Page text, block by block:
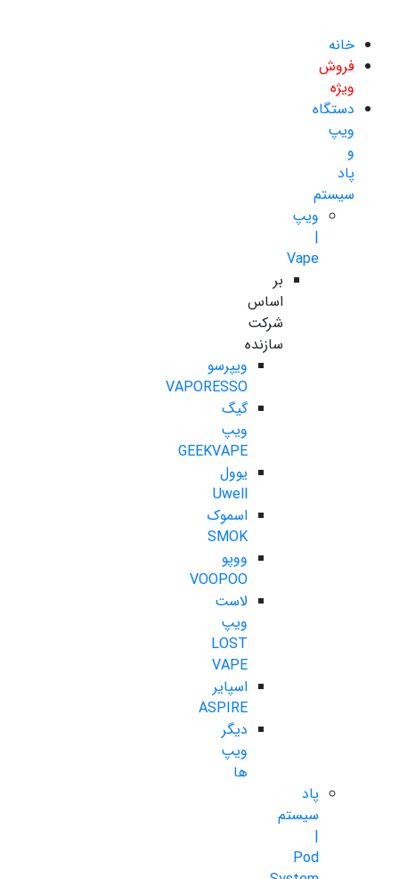
خانه
فروش
ویژه
دستگاه
ویپ
و
پاد
سیستم
ویپ
|
Vape
بر
اساس
شرکت
سازنده
ویپرسو
VAPORESSO
گیگ
ویپ
GEEKVAPE
یوول
Uwell
اسموک
SMOK
ووپو
VOOPOO
لاست
ویپ
LOST
VAPE
اسپایر
ASPIRE
دیگر
ویپ
ها
پاد
سیستم
|
Pod